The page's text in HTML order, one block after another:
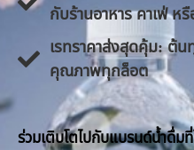
กับร้านอาหาร คาเฟ่ ห
เรทราคาส่งสุดคุ้ม: ต้น
คุณภาพทุกล็อต
ร่วมเติบโตไปกับแบรนด์น้ำดื่ม